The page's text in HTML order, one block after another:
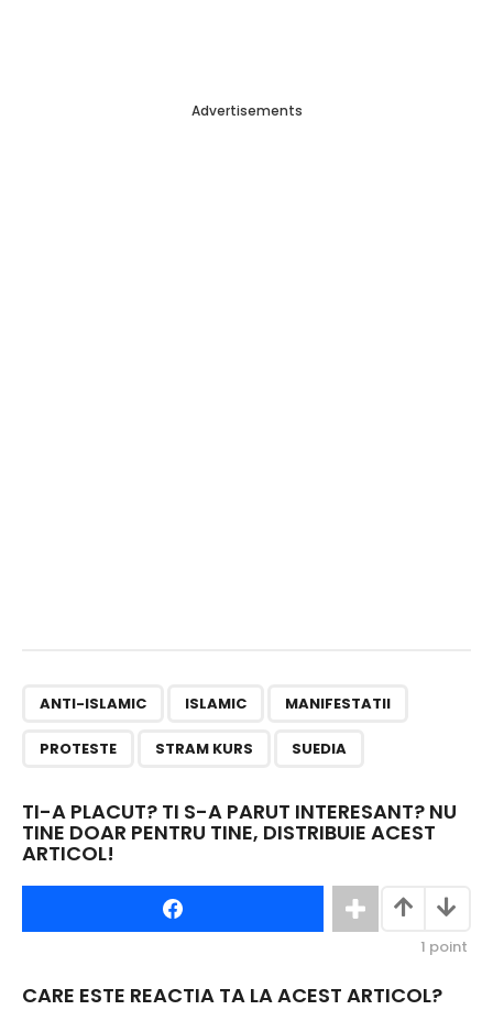
Advertisements
ANTI-ISLAMIC ISLAMIC MANIFESTATII
PROTESTE STRAM KURS SUEDIA
TI-A PLACUT? TI S-A PARUT INTERESANT? NU
TINE DOAR PENTRU TINE, DISTRIBUIE ACEST
ARTICOL!
1 point
CARE ESTE REACTIA TA LA ACEST ARTICOL?